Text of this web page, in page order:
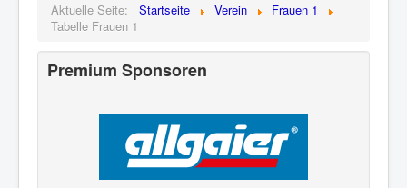
Aktuelle Seite: Startseite Verein
Frauen 1
Tabelle Frauen 1
Premium Sponsoren